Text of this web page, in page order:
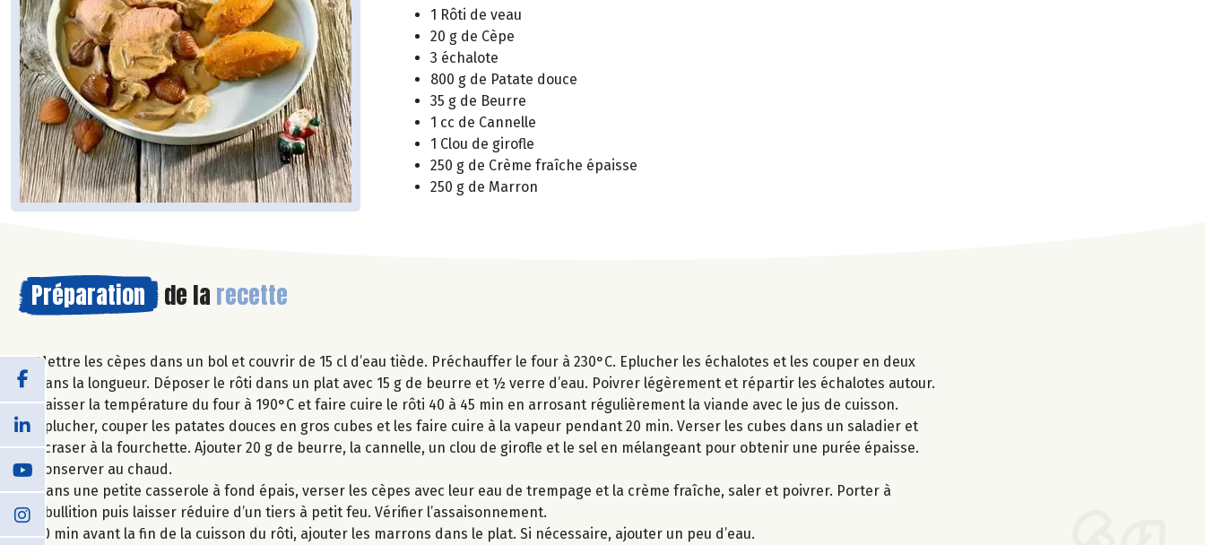
1 Rôti de veau
20 g de Cèpe
3 échalote
800 g de Patate douce
35 g de Beurre
1 cc de Cannelle
1 Clou de girofle
250 g de Crème fraîche épaisse
250 g de Marron
Préparation de la recette
Mettre les cèpes dans un bol et couvrir de 15 cl d’eau tiède. Préchauffer le four à 230°C. Eplucher les échalotes et les couper en deux
dans la longueur. Déposer le rôti dans un plat avec 15 g de beurre et ½ verre d’eau. Poivrer légèrement et répartir les échalotes autour.
Baisser la température du four à 190°C et faire cuire le rôti 40 à 45 min en arrosant régulièrement la viande avec le jus de cuisson.
Eplucher, couper les patates douces en gros cubes et les faire cuire à la vapeur pendant 20 min. Verser les cubes dans un saladier et
écraser à la fourchette. Ajouter 20 g de beurre, la cannelle, un clou de girofle et le sel en mélangeant pour obtenir une purée épaisse.
Conserver au chaud.
Dans une petite casserole à fond épais, verser les cèpes avec leur eau de trempage et la crème fraîche, saler et poivrer. Porter à
ébullition puis laisser réduire d’un tiers à petit feu. Vérifier l’assaisonnement.
10 min avant la fin de la cuisson du rôti, ajouter les marrons dans le plat. Si nécessaire, ajouter un peu d’eau.